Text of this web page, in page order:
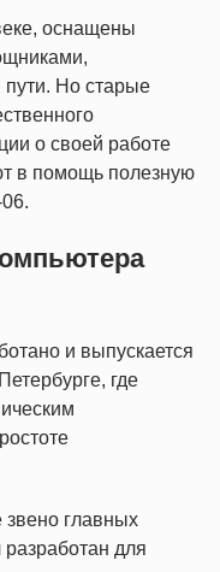
оснащены
Но старые
о своей работе
в помощь полезную
и выпускается
где
главных
для